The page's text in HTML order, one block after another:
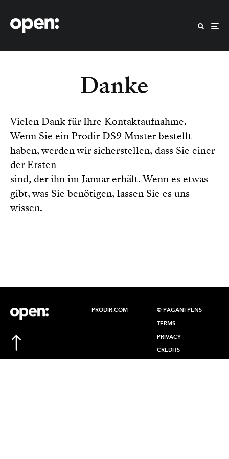
Danke
Vielen Dank für Ihre Kontaktaufnahme.
Wenn Sie ein Prodir DS9 Muster bestellt
haben, werden wir sicherstellen, dass Sie einer
der Ersten
sind, der ihn im Januar erhält. Wenn es etwas
gibt, was Sie benötigen, lassen Sie es uns
wissen.
PRODIR.COM © PAGANI PENS
TERMS
PRIVACY
CREDITS